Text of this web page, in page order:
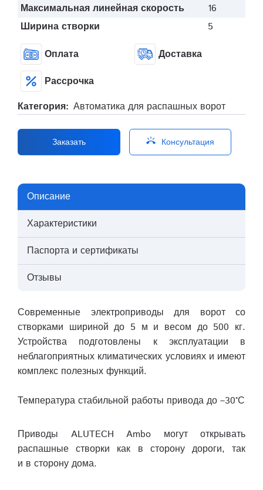
Максимальная линейная скорость
16
Ширина створки
5
Оплата
Доставка
Рассрочка
Категория: Автоматика для распашных ворот
Заказать ring_volume Консультация
Описание
Характеристики
Паспорта и сертификаты
Отзывы
Современные электроприводы для ворот со
створками шириной до 5 м и весом до 500 кг.
Устройства подготовлены к эксплуатации в
неблагоприятных климатических условиях и имеют
комплекс полезных функций.
Температура стабильной работы привода до –30°С
Приводы ALUTECH Ambo могут открывать
распашные створки как в сторону дороги, так
и в сторону дома.